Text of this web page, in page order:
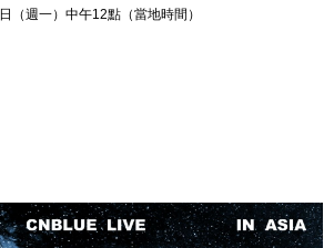
日（週一）中午12點（當地時間）